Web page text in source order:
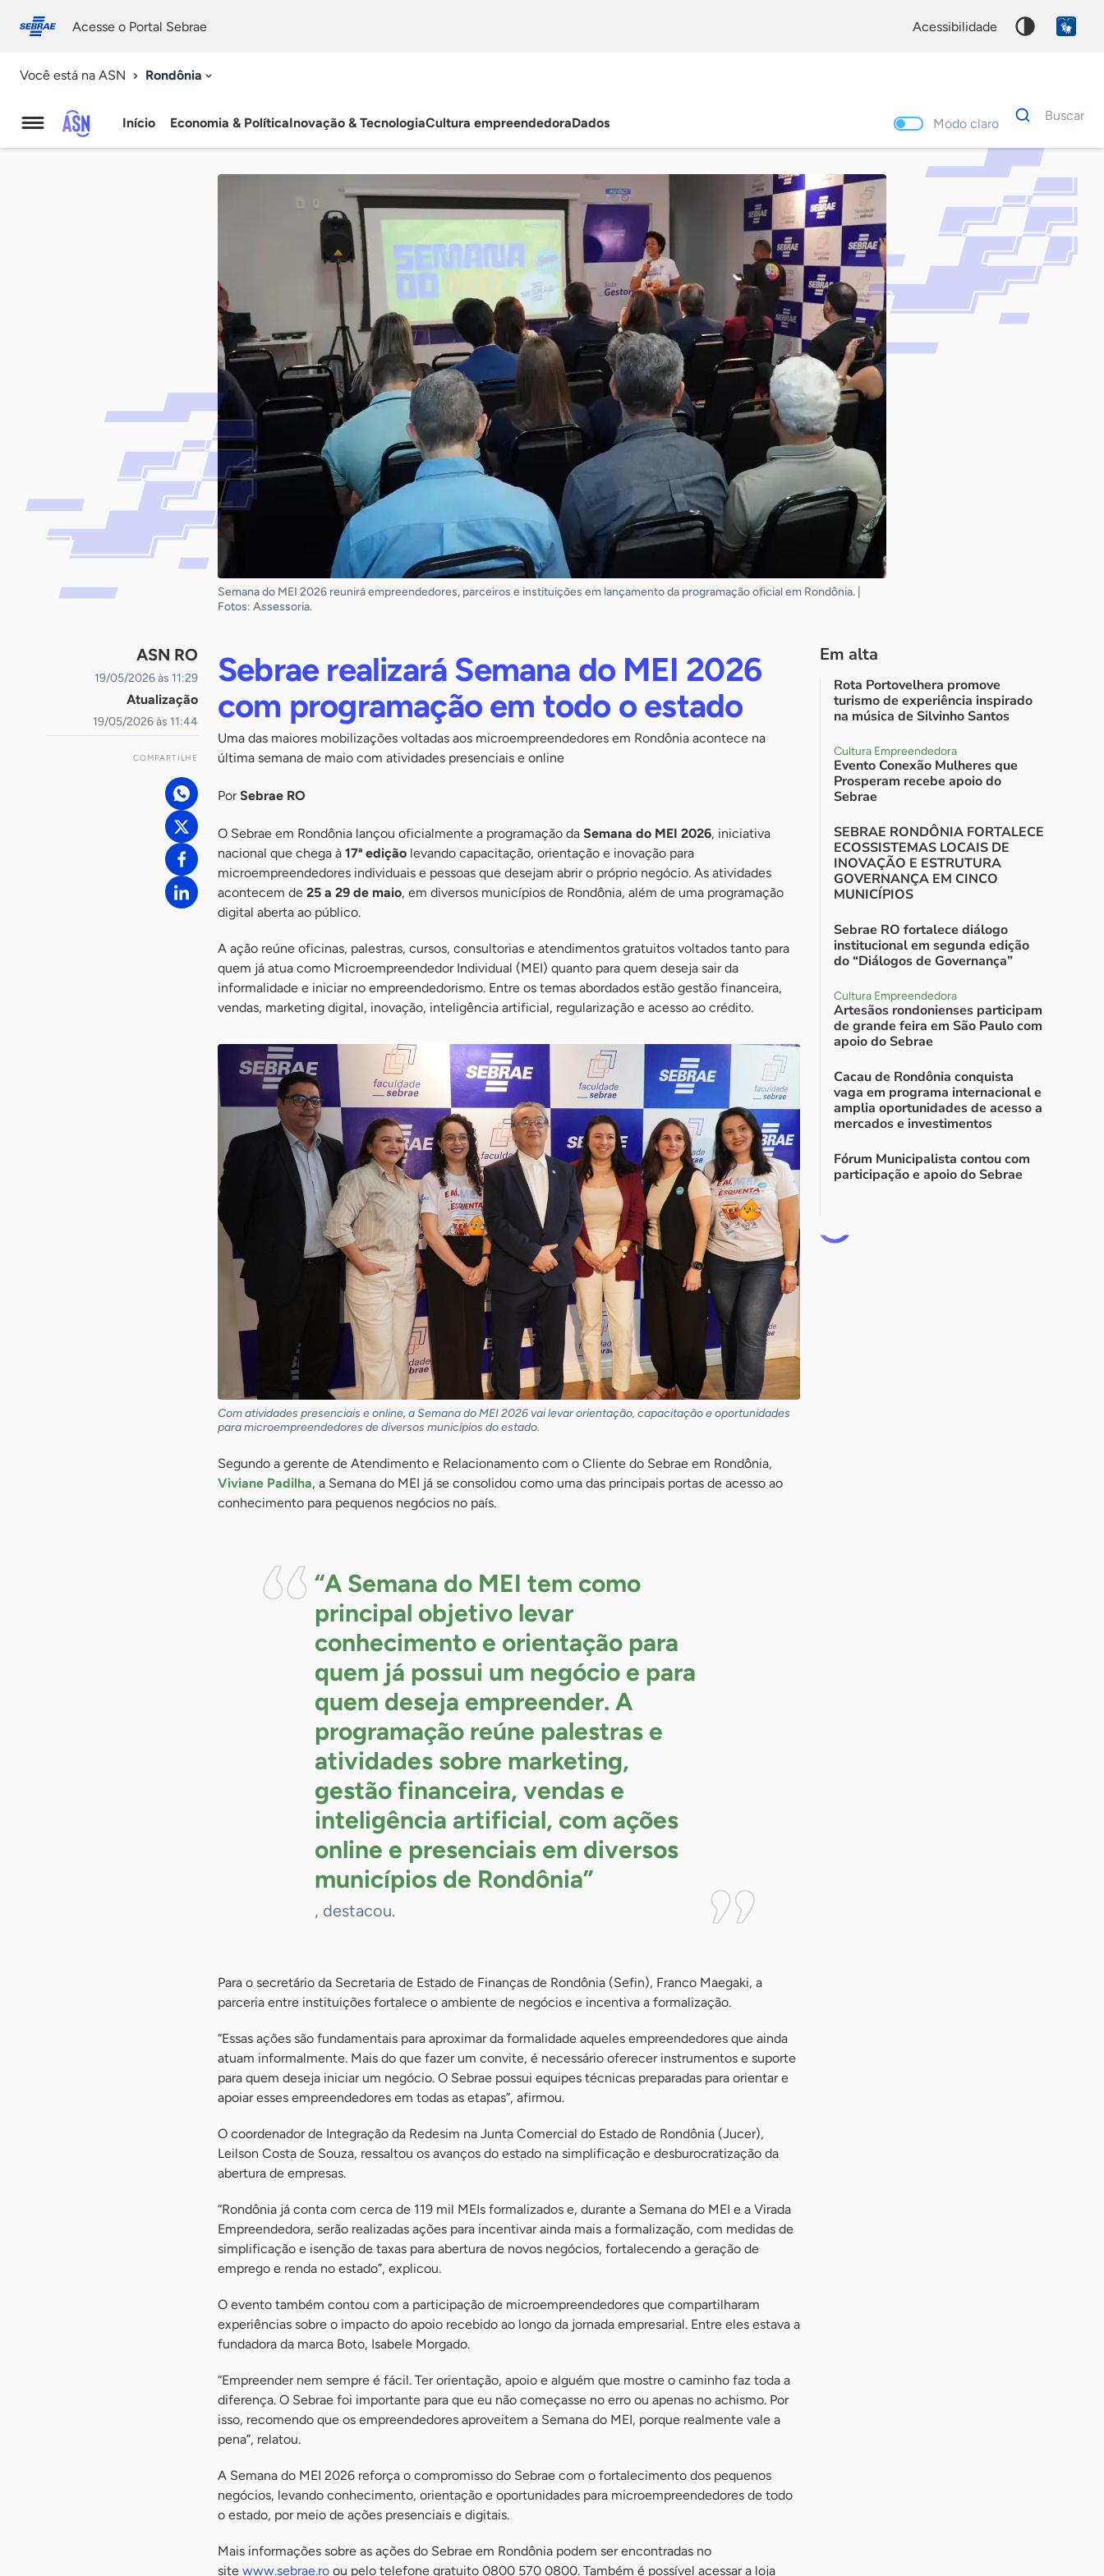
conosco
Acesse o Portal Sebrae acessibilidade
Você está na ASN Rondônia
Agência
Início Economia & PolíticaInovação & TecnologiaCultura empreendedoraDados Modo claro
Dados
para
Buscar
Palavra
chave
Semana do MEI 2026 reunirá empreendedores, parceiros e instituições em lançamento da programação oficial em Rondônia. |
Fotos: Assessoria.
ASN RO
19/05/2026 às 11:29
Atualização
19/05/2026 às 11:44
COMPARTILHE
Sebrae realizará Semana do MEI 2026
com programação em todo o estado
Uma das maiores mobilizações voltadas aos microempreendedores em Rondônia acontece na
última semana de maio com atividades presenciais e online
PorSebrae RO
O Sebrae em Rondônia lançou oficialmente a programação da Semana do MEI 2026, iniciativa
nacional que chega à 17ª edição levando capacitação, orientação e inovação para
microempreendedores individuais e pessoas que desejam abrir o próprio negócio. As atividades
acontecem de 25 a 29 de maio, em diversos municípios de Rondônia, além de uma programação
digital aberta ao público.
A ação reúne oficinas, palestras, cursos, consultorias e atendimentos gratuitos voltados tanto para
quem já atua como Microempreendedor Individual (MEI) quanto para quem deseja sair da
informalidade e iniciar no empreendedorismo. Entre os temas abordados estão gestão financeira,
vendas, marketing digital, inovação, inteligência artificial, regularização e acesso ao crédito.
Com atividades presenciais e online, a Semana do MEI 2026 vai levar orientação, capacitação e oportunidades
para microempreendedores de diversos municípios do estado.
Segundo a gerente de Atendimento e Relacionamento com o Cliente do Sebrae em Rondônia,
Viviane Padilha, a Semana do MEI já se consolidou como uma das principais portas de acesso ao
conhecimento para pequenos negócios no país.
“A Semana do MEI tem como
principal objetivo levar
conhecimento e orientação para
quem já possui um negócio e para
quem deseja empreender. A
programação reúne palestras e
atividades sobre marketing,
gestão financeira, vendas e
inteligência artificial, com ações
online e presenciais em diversos
municípios de Rondônia”
, destacou.
Para o secretário da Secretaria de Estado de Finanças de Rondônia (Sefin), Franco Maegaki, a
parceria entre instituições fortalece o ambiente de negócios e incentiva a formalização.
“Essas ações são fundamentais para aproximar da formalidade aqueles empreendedores que ainda
atuam informalmente. Mais do que fazer um convite, é necessário oferecer instrumentos e suporte
para quem deseja iniciar um negócio. O Sebrae possui equipes técnicas preparadas para orientar e
apoiar esses empreendedores em todas as etapas”, afirmou.
O coordenador de Integração da Redesim na Junta Comercial do Estado de Rondônia (Jucer),
Leilson Costa de Souza, ressaltou os avanços do estado na simplificação e desburocratização da
abertura de empresas.
“Rondônia já conta com cerca de 119 mil MEIs formalizados e, durante a Semana do MEI e a Virada
Empreendedora, serão realizadas ações para incentivar ainda mais a formalização, com medidas de
simplificação e isenção de taxas para abertura de novos negócios, fortalecendo a geração de
emprego e renda no estado”, explicou.
O evento também contou com a participação de microempreendedores que compartilharam
experiências sobre o impacto do apoio recebido ao longo da jornada empresarial. Entre eles estava a
fundadora da marca Boto, Isabele Morgado.
“Empreender nem sempre é fácil. Ter orientação, apoio e alguém que mostre o caminho faz toda a
diferença. O Sebrae foi importante para que eu não começasse no erro ou apenas no achismo. Por
isso, recomendo que os empreendedores aproveitem a Semana do MEI, porque realmente vale a
pena”, relatou.
A Semana do MEI 2026 reforça o compromisso do Sebrae com o fortalecimento dos pequenos
negócios, levando conhecimento, orientação e oportunidades para microempreendedores de todo
o estado, por meio de ações presenciais e digitais.
Mais informações sobre as ações do Sebrae em Rondônia podem ser encontradas no
site www.sebrae.ro ou pelo telefone gratuito 0800 570 0800. Também é possível acessar a loja
Em alta
Rota Portovelhera promove
turismo de experiência inspirado
na música de Silvinho Santos
Cultura Empreendedora
Evento Conexão Mulheres que
Prosperam recebe apoio do
Sebrae
SEBRAE RONDÔNIA FORTALECE
ECOSSISTEMAS LOCAIS DE
INOVAÇÃO E ESTRUTURA
GOVERNANÇA EM CINCO
MUNICÍPIOS
Sebrae RO fortalece diálogo
institucional em segunda edição
do “Diálogos de Governança”
Cultura Empreendedora
Artesãos rondonienses participam
de grande feira em São Paulo com
apoio do Sebrae
Cacau de Rondônia conquista
vaga em programa internacional e
amplia oportunidades de acesso a
mercados e investimentos
Fórum Municipalista contou com
participação e apoio do Sebrae